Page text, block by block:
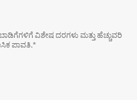
ವಿಶೇಷ ದರಗಳು ಮತ್ತು ಹೆಚ್ಚುವರಿ
ಪಾವತಿ.*